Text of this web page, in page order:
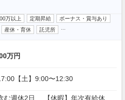
万以上 定期昇給
ボーナス・賞与あり
産休・育休 託児所
万円
【土】9:00〜12:30
む週休2日 【休暇】年次有給休